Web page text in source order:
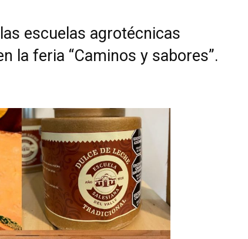
escuelas agrotécnicas
la feria “Caminos y sabores”.